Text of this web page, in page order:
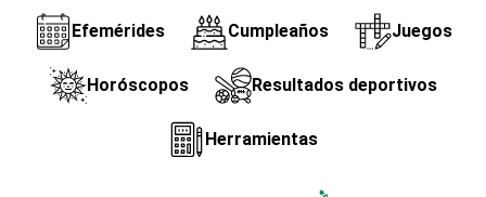
Efemérides Cumpleaños Juegos
Horóscopos Resultados deportivos
Herramientas